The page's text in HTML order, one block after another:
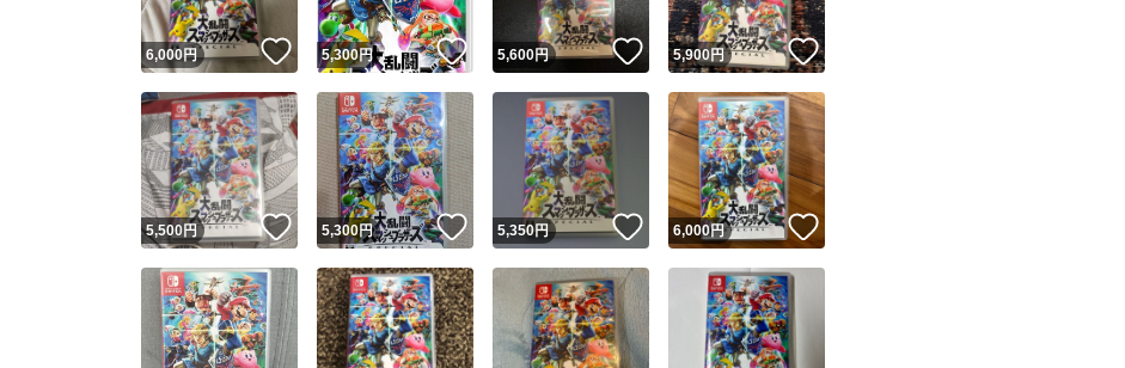
他フリマ実績◯+ このユーザーは他フリマサービスでの取引実績があります
スピード&安心発送
※このバッジは実績に基づく表示であり、発送を保証しているものではありません
スピード＆安心発送
このユーザーは高頻度で24時間以内＆設定した発送日数内に発送してい
ます
スピード発送 このユーザーは高頻度で24時間以内に発送しています
安心発送 このユーザーは設定した発送日数内に発送しています
出品ページへ
キャンセル
6,000円 いいね！
5,300円 いいね！
5,600円 いいね！
5,900円 いいね！
5,500円 いいね！
5,300円 いいね！
5,350円 いいね！
6,000円